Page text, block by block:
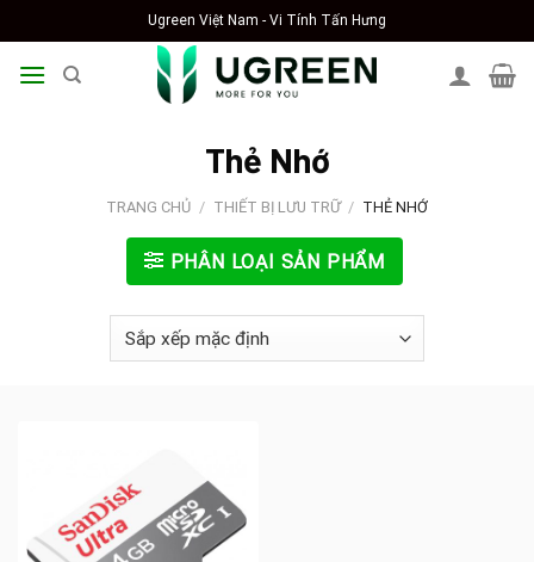
to
content
Ugreen Việt Nam - Vi Tính Tấn Hưng
Thẻ Nhớ
TRANG CHỦ / THIẾT BỊ LƯU TRỮ / THẺ NHỚ
PHÂN LOẠI SẢN PHẨM